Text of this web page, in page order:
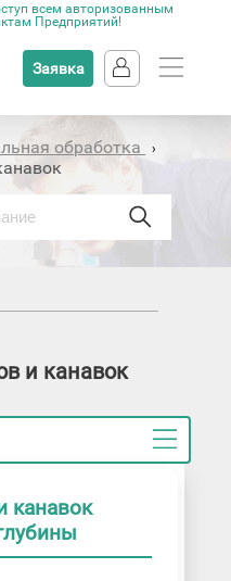
всем авторизованным
Предприятий!
Заявка
обработка ›
и канавок
канавок